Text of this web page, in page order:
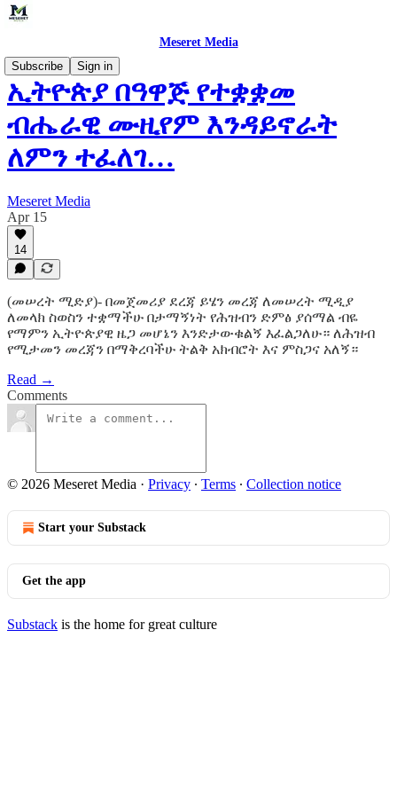
Meseret Media
Subscribe
Sign in
ኢትዮጵያ በዓዋጅ የተቋቋመ
ብሔራዊ ሙዚየም እንዳይኖራት
ለምን ተፈለገ…
Meseret Media
Apr 15
14
(መሠረት ሚድያ)- በመጀመሪያ ደረጃ ይሄን መረጃ ለመሠረት ሚዲያ
ለመላክ ስወስን ተቋማችሁ በታማኝነት የሕዝብን ድምፅ ያሰማል ብዬ
የማምን ኢትዮጵያዊ ዜጋ መሆኔን እንድታውቁልኝ እፈልጋለሁ። ለሕዝብ
የሚታመን መረጃን በማቅረባችሁ ትልቅ አክብሮት እና ምስጋና አለኝ።
Read →
Comments
© 2026 Meseret Media · Privacy ∙ Terms ∙ Collection notice
Start your Substack
Get the app
Substack is the home for great culture